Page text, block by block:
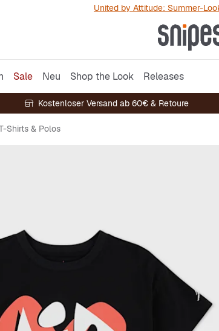
United by Attitude: Summer-
Sale Neu Shop the Look Releases
Kostenloser Versand ab 60€ & Retoure
Shirts & Polos